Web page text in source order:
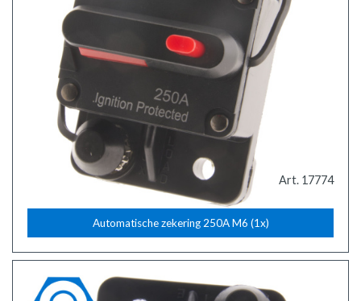
Art. 17774
Automatische zekering 250A M6 (1x)